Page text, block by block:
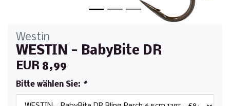
Westin
WESTIN - BabyBite DR
EUR 8,99
Bitte wählen Sie: *